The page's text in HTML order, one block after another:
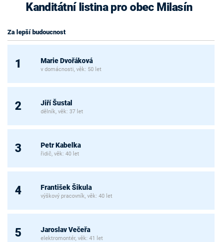
Kanditátní listina pro obec Milasín
Za lepší budoucnost
1 Marie Dvořáková
v domácnosti, věk: 50 let
2 Jiří Šustal
dělník, věk: 37 let
3 Petr Kabelka
řidič, věk: 40 let
4 František Šikula
výškový pracovník, věk: 40 let
5 Jaroslav Večeřa
elektromontér, věk: 41 let